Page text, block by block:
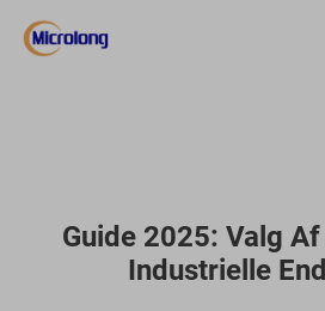
Guide 2025: Valg
Industrielle